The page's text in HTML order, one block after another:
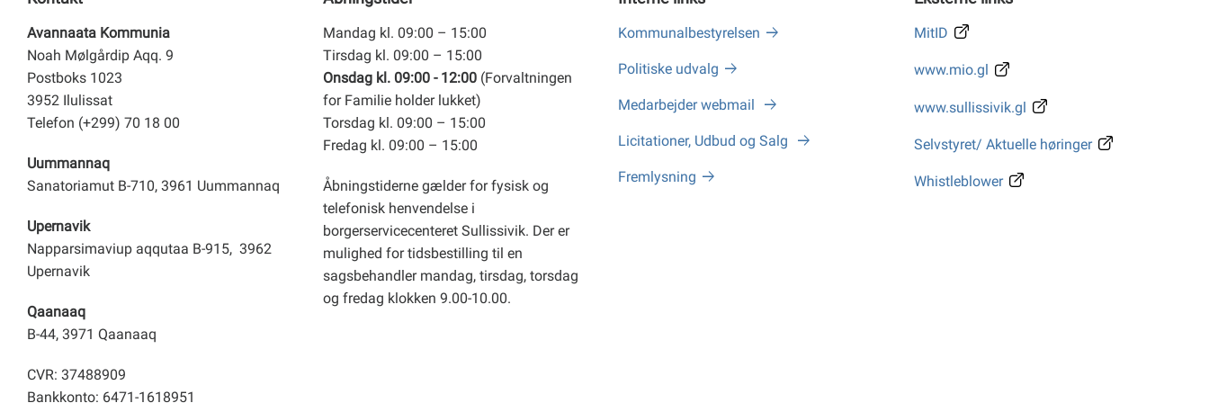
Avannaata Kommunia
Noah Mølgårdip Aqq. 9
Postboks 1023
3952 Ilulissat
Telefon (+299) 70 18 00
Uummannaq
Sanatoriamut B-710, 3961 Uummannaq
Upernavik
Napparsimaviup aqqutaa B-915, 3962
Upernavik
Qaanaaq
B-44, 3971 Qaanaaq
CVR: 37488909
Bankkonto: 6471-1618951
Mandag kl. 09:00 – 15:00
Tirsdag kl. 09:00 – 15:00
Onsdag kl. 09:00 - 12:00 (Forvaltningen
for Familie holder lukket)
Torsdag kl. 09:00 – 15:00
Fredag kl. 09:00 – 15:00
Åbningstiderne gælder for fysisk og
telefonisk henvendelse i
borgerservicecenteret Sullissivik. Der er
mulighed for tidsbestilling til en
sagsbehandler mandag, tirsdag, torsdag
og fredag klokken 9.00-10.00.
Kommunalbestyrelsen
Politiske udvalg
Medarbejder webmail
Licitationer, Udbud og Salg
Fremlysning
MitID
www.mio.gl
www.sullissivik.gl
Selvstyret/ Aktuelle høringer
Whistleblower